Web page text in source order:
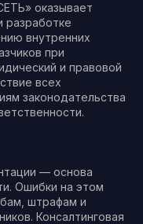
оказывает
разработке
внутренних
при
и правовой
всех
законодательства
— основа
Ошибки на этом
штрафам и
Консалтинговая